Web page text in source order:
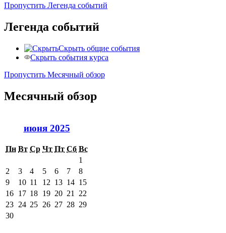
Пропустить Легенда событий
Легенда событий
Скрыть общие события
Скрыть события курса
Пропустить Месячный обзор
Месячный обзор
июня 2025
Пн Вт Ср Чт Пт Сб Вс
1
2
3 4 5 6 7
8
9
10 11 12 13 14 15
16 17 18 19 20 21
22
23 24 25 26 27 28 29
30